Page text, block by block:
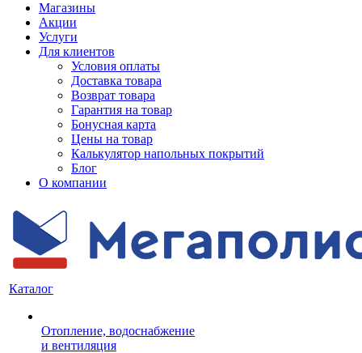
Магазины
Акции
Услуги
Для клиентов
Условия оплаты
Доставка товара
Возврат товара
Гарантия на товар
Бонусная карта
Цены на товар
Калькулятор напольных покрытий
Блог
О компании
Каталог
Отопление, водоснабжение
и вентиляция